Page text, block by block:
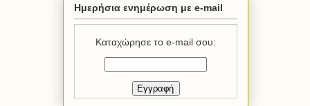
Ημερήσια ενημέρωση με e-mail
Καταχώρησε το e-mail σου: